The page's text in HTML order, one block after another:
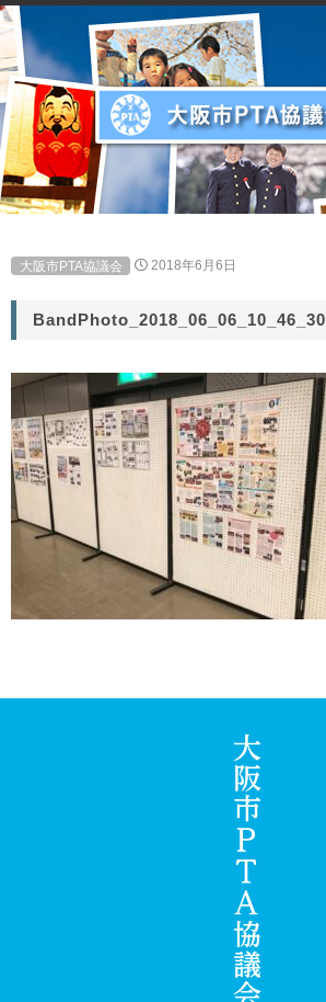
大阪市PTA協議会 2018年6月6日
BandPhoto_2018_06_06_10_46_30